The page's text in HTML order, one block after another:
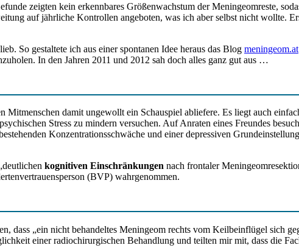
zeigten kein erkennbares Größenwachstum der Meningeomreste,
auf jährliche Kontrollen angeboten, was ich aber selbst nicht wollte.
So gestaltete ich aus einer spontanen Idee heraus das Blog meningeom.at
In den Jahren 2011 und 2012 sah doch alles ganz gut aus …
damit ungewollt ein Schauspiel abliefere. Es liegt auch
Stress zu mindern versuchen. Auf Anraten eines Freundes
Konzentrationsschwäche und einer depressiven
kognitiven Einschränkungen nach frontaler
(BVP) wahrgenommen.
„ein nicht behandeltes Meningeom rechts vom Keilbeinflügel sich
einer radiochirurgischen Behandlung und teilten mir mit, dass die